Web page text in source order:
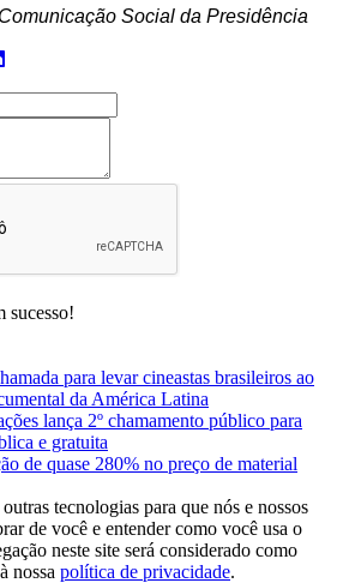
Social da Presidência
sucesso!
para levar cineastas brasileiros ao
da América Latina
lança 2º chamamento público para
e gratuita
de quase 280% no preço de material
tecnologias para que nós e nossos
de você e entender como você usa o
neste site será considerado como
nossa política de privacidade.